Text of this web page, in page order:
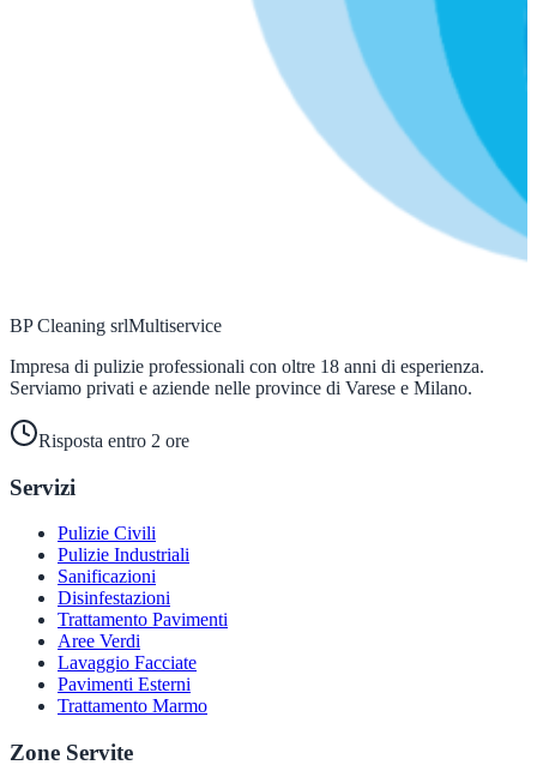
BP Cleaning srlMultiservice
Impresa di pulizie professionali con oltre 18 anni di esperienza.
Serviamo privati e aziende nelle province di Varese e Milano.
Risposta entro 2 ore
Servizi
Pulizie Civili
Pulizie Industriali
Sanificazioni
Disinfestazioni
Trattamento Pavimenti
Aree Verdi
Lavaggio Facciate
Pavimenti Esterni
Trattamento Marmo
Zone Servite